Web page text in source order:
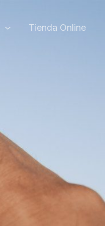
Tienda Online